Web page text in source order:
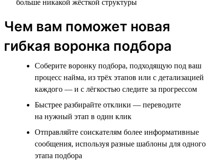
Чем вам поможет новая
гибкая воронка подбора
Соберите воронку подбора, подходящую под ваш
процесс найма, из трёх этапов или с детализацией
каждого — и с лёгкостью следите за прогрессом
Быстрее разбирайте отклики — переводите
на нужный этап в один клик
Отправляйте соискателям более информативные
сообщения, используя разные шаблоны для одного
этапа подбора